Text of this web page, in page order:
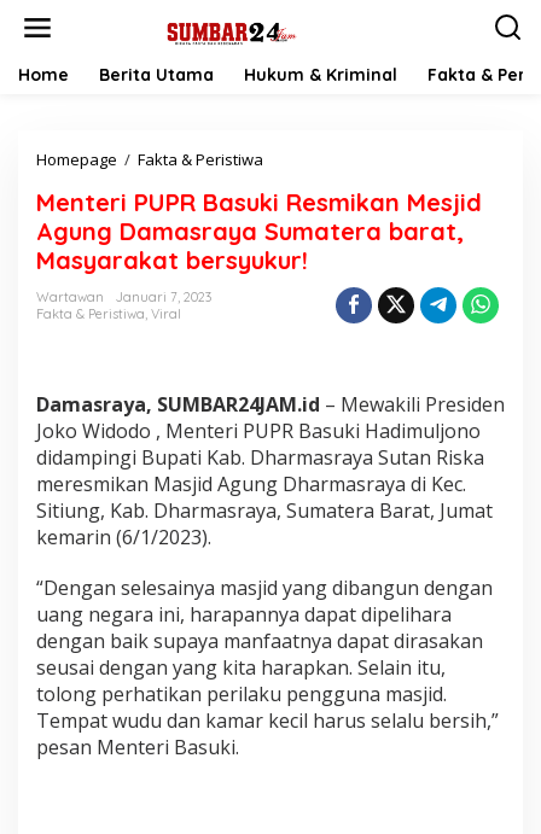
Home Berita Utama Hukum & Kriminal Fakta &
Homepage / Fakta & Peristiwa
n
t
e
r
B
a
s
u
k
i
m
i
k
a
n
M
e
Menteri PUPR Basuki Resmikan Mesjid
Agung Damasraya Sumatera barat,
Masyarakat bersyukur!
Wartawan
Januari 7, 2023
Fakta & Peristiwa, Viral
Damasraya, SUMBAR24JAM.id – Mewakili Presiden
Joko Widodo , Menteri PUPR Basuki Hadimuljono
didampingi Bupati Kab. Dharmasraya Sutan Riska
meresmikan Masjid Agung Dharmasraya di Kec.
Sitiung, Kab. Dharmasraya, Sumatera Barat, Jumat
kemarin (6/1/2023).
“Dengan selesainya masjid yang dibangun dengan
uang negara ini, harapannya dapat dipelihara
dengan baik supaya manfaatnya dapat dirasakan
seusai dengan yang kita harapkan. Selain itu,
tolong perhatikan perilaku pengguna masjid.
Tempat wudu dan kamar kecil harus selalu bersih,”
pesan Menteri Basuki.